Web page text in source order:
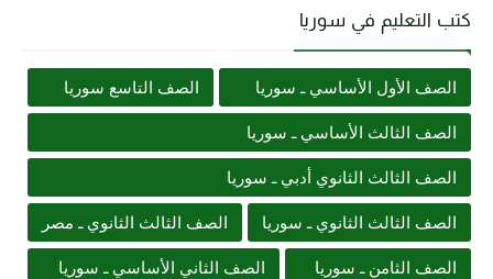
كتب التعليم في سوريا
الصف الأول الأساسي ـ سوريا الصف التاسع سوريا
الصف الثالث الأساسي ـ سوريا
الصف الثالث الثانوي أدبي ـ سوريا
الصف الثالث الثانوي ـ سوريا الصف الثالث الثانوي ـ مصر
الصف الثامن ـ سوريا الصف الثاني الأساسي ـ سوريا